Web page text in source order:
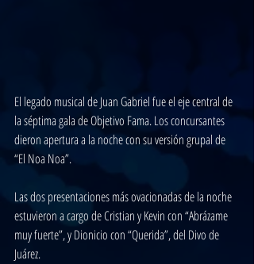
El legado musical de Juan Gabriel fue el eje central de
la séptima gala de Objetivo Fama. Los concursantes
dieron apertura a la noche con su versión grupal de
“El Noa Noa”.
Las dos presentaciones más ovacionadas de la noche
estuvieron a cargo de Cristian y Kevin con “Abrázame
muy fuerte”, y Dionicio con “Querida”, del Divo de
Juárez.